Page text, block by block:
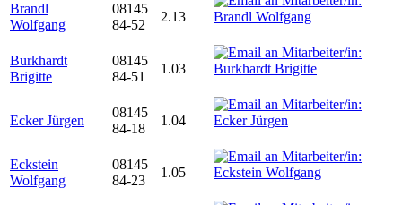
Brandl
Wolfgang
08145
84-52
2.13
Burkhardt
Brigitte
08145
84-51
1.03
Ecker Jürgen
08145
84-18
1.04
Eckstein
Wolfgang
08145
84-23
1.05